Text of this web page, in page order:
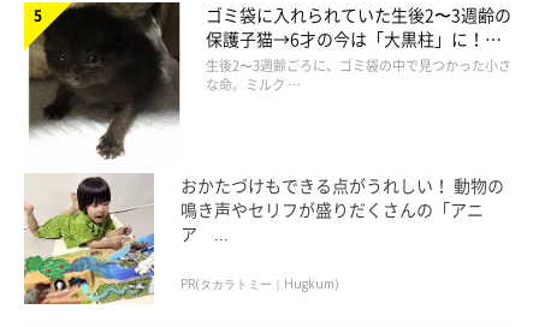
ゴミ袋に入れられていた生後2〜3週齢の
保護子猫→6才の今は「大黒柱」に！
美しい黒猫に成長した姿にグッとくる
生後2〜3週齢ごろに、ゴミ袋の中で見つかった小さ
な命。ミルク …
おかたづけもできる点がうれしい！ 動物の
鳴き声やセリフが盛りだくさんの「アニ
ア ...
PR(タカラトミー｜Hugkum)